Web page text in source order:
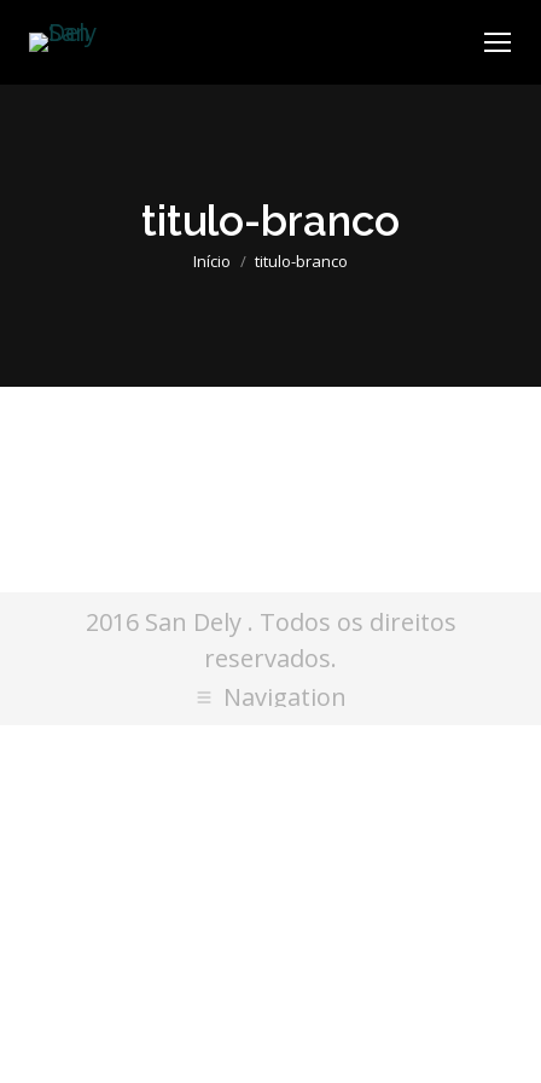
titulo-branco
Você está aqui:
Início titulo-branco
2016 San Dely . Todos os direitos
reservados.
Navigation